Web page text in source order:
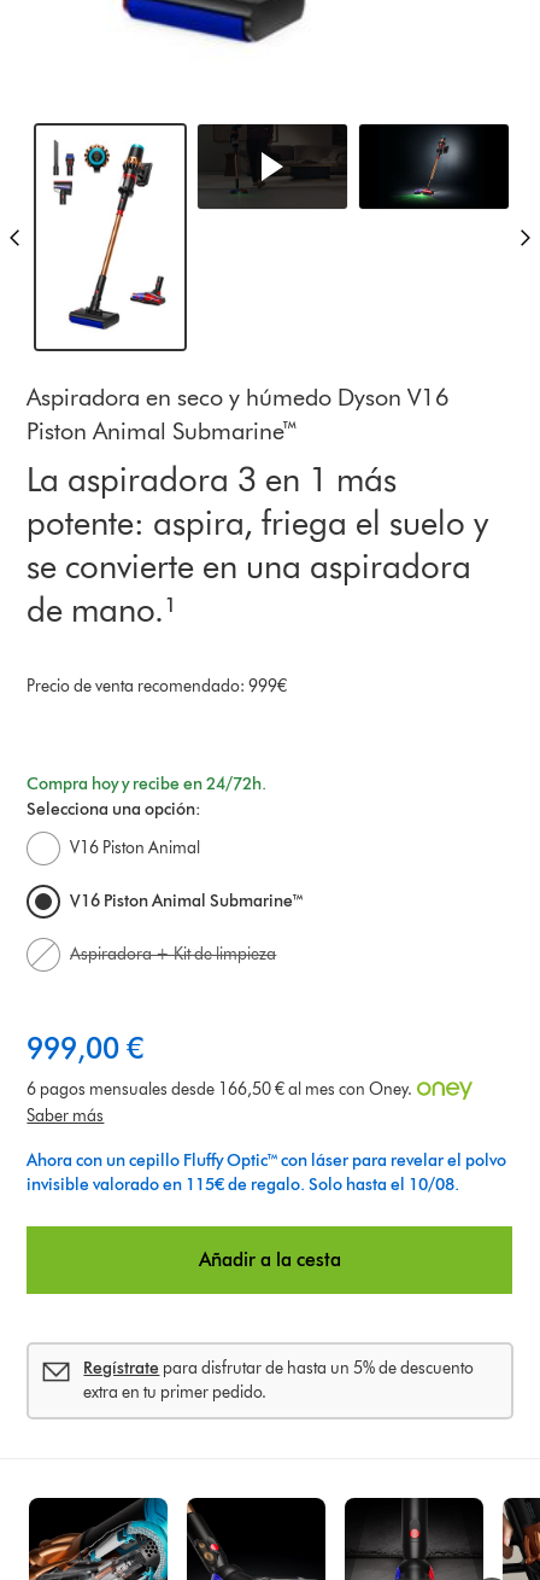
Aspiradora en seco y húmedo Dyson V16
Piston Animal Submarine™
La aspiradora 3 en 1 más
potente: aspira, friega el suelo y
se convierte en una aspiradora
de mano.¹
Precio de venta recomendado: 999€
Compra hoy y recibe en 24/72h.
Selecciona una opción:
V16 Piston Animal
V16 Piston Animal Submarine™
Aspiradora + Kit de limpieza
999,00 €
6 pagos mensuales desde 166,50 € al mes con Oney.
Saber más
Ahora con un cepillo Fluffy Optic™ con láser para revelar el polvo
invisible valorado en 115€ de regalo. Solo hasta el 10/08.
Añadir a la cesta
Regístrate para disfrutar de hasta un 5% de descuento
extra en tu primer pedido.